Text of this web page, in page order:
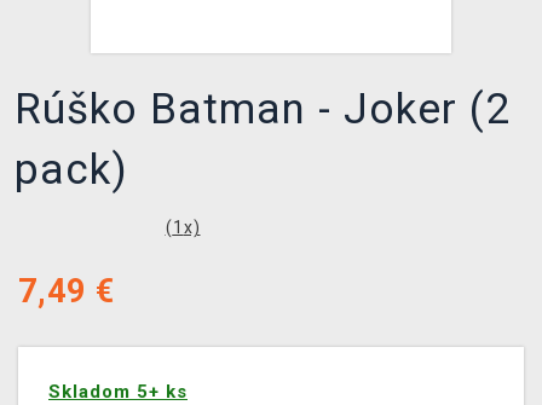
Rúško Batman - Joker (2
pack)
(1 x)
7,49 €
Skladom 5+ ks